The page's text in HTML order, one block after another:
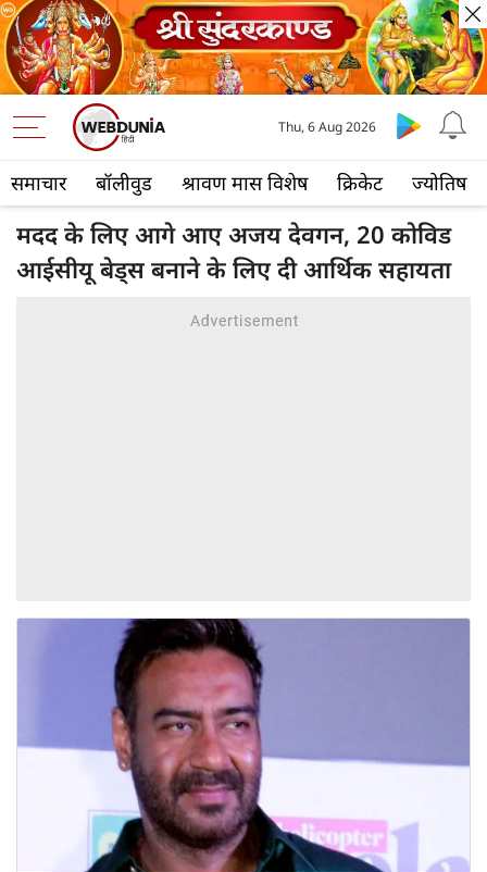
समाचार बॉलीवुड श्रावण मास विशेष क्रिकेट ज्योतिष
Thu, 6 Aug 2026
मदद के लिए आगे आए अजय देवगन, 20 कोविड
आईसीयू बेड्स बनाने के लिए दी आर्थिक सहायता